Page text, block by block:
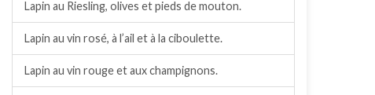
Lapin au Riesling, olives et pieds de mouton.
Lapin au vin rosé, à l’ail et à la ciboulette.
Lapin au vin rouge et aux champignons.